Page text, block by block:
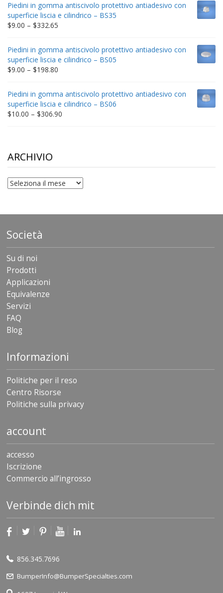
through
$212.34
Piedini in gomma antiscivolo protettivo antiadesivo con
superficie liscia e cilindrico – BS35
$9.00 – $332.65
through
$332.65
Piedini in gomma antiscivolo protettivo antiadesivo con
superficie liscia e cilindrico – BS05
$9.00 – $198.80
through
$198.80
Piedini in gomma antiscivolo protettivo antiadesivo con
superficie liscia e cilindrico – BS06
$10.00 – $306.90
ARCHIVIO
archivio
Società
Su di noi
Prodotti
Applicazioni
Equivalenze
Servizi
FAQ
Blog
Informazioni
Politiche per il reso
Centro Risorse
Politiche sulla privacy
account
accesso
Iscrizione
Commercio all’ingrosso
Verbinde dich mit
856.345.7696
BumperInfo@BumperSpecialties.com